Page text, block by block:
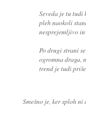
Seveda je tu tudi
pleh naokoli
nesprejemljivo in
Po drugi strani
ogromna draga,
trend je tudi
Smešno je, ker sploh